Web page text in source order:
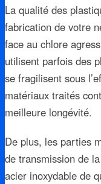
La qualité des
fabrication de votre
face au chlore
utilisent parfois des
se fragilisent sous
matériaux traités
meilleure longévité.
De plus, les parties
de transmission de
acier inoxydable de